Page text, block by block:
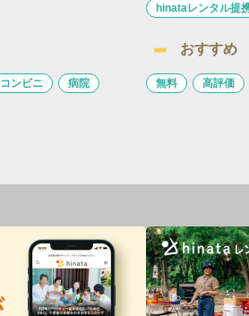
hinataレンタル提
コンビニ 病院
おすすめ
無料 高評価